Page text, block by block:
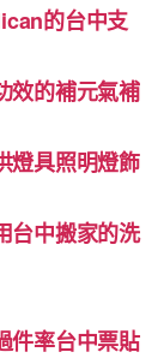
的台中支
效的補元氣補
燈具照明燈飾
台中搬家的洗
件率台中票貼